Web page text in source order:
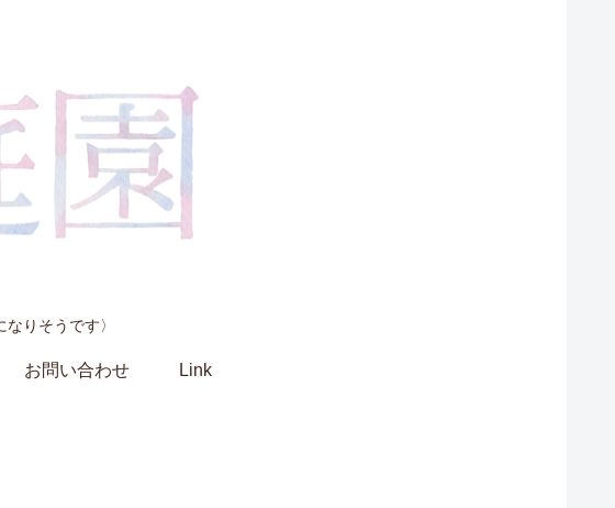
りそうです〉
お問い合わせ Link